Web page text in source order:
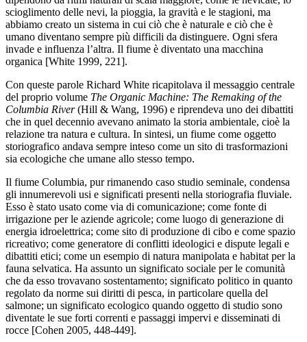
scioglimento delle nevi, la pioggia, la gravità e le stagioni, ma
abbiamo creato un sistema in cui ciò che è naturale e ciò che è
umano diventano sempre più difficili da distinguere. Ogni sfera
invade e influenza l’altra. Il fiume è diventato una macchina
organica [White 1999, 221].
Con queste parole Richard White ricapitolava il messaggio centrale
del proprio volume The Organic Machine: The Remaking of the
Columbia River(Hill & Wang, 1996) e riprendeva uno dei dibattiti
che in quel decennio avevano animato la storia ambientale, cioè la
relazione tra natura e cultura. In sintesi, un fiume come oggetto
storiografico andava sempre inteso come un sito di trasformazioni
sia ecologiche che umane allo stesso tempo.
Il fiume Columbia, pur rimanendo caso studio seminale, condensa
gli innumerevoli usi e significati presenti nella storiografia fluviale.
Esso è stato usato come via di comunicazione; come fonte di
irrigazione per le aziende agricole; come luogo di generazione di
energia idroelettrica; come sito di produzione di cibo e come spazio
ricreativo; come generatore di conflitti ideologici e dispute legali e
dibattiti etici; come un esempio di natura manipolata e habitat per la
fauna selvatica. Ha assunto un significato sociale per le comunità
che da esso trovavano sostentamento; significato politico in quanto
regolato da norme sui diritti di pesca, in particolare quella del
salmone; un significato ecologico quando oggetto di studio sono
diventate le sue forti correnti e passaggi impervi e disseminati di
rocce [Cohen 2005, 448-449].